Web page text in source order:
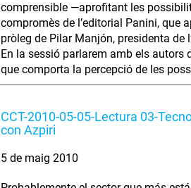
comprensible —aprofitant les
compromès de l’editorial Panini, que
pròleg de Pilar Manjón, presidenta de
En la sessió parlarem amb els autors
que comporta la percepció de les
CCT-2010-05-05-Lectura 03-
con Azpiri
5 de maig 2010